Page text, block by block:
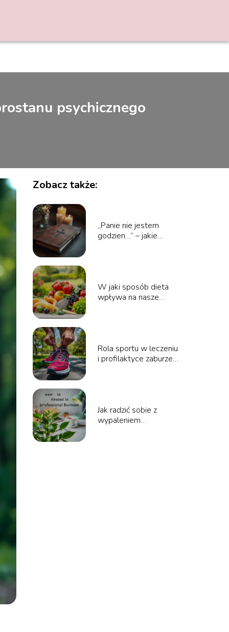
psychicznego
Zobacz także:
„Panie nie jestem
godzien…” – jakie
W jaki sposób dieta
wpływa na nasze
Rola sportu w leczeniu
i profilaktyce zaburzeń
Jak radzić sobie z
wypaleniem